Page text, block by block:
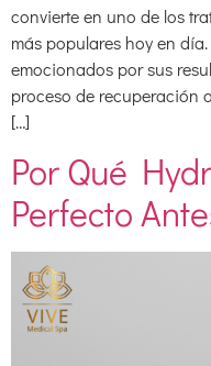
convierte en uno de los
más populares hoy en
emocionados por sus
proceso de recuperación
[…]
Por Qué
Perfecto